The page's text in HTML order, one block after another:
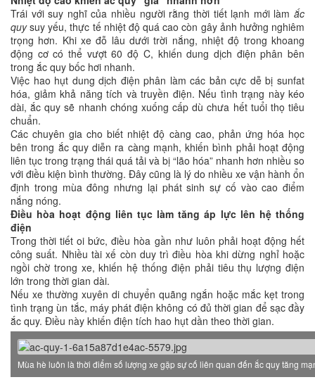
Trái với suy nghĩ của nhiều người rằng thời tiết lạnh mới làm ắc
quysuy yếu, thực tế nhiệt độ quá cao còn gây ảnh hưởng nghiêm
trọng hơn. Khi xe đỗ lâu dưới trời nắng, nhiệt độ trong khoang
động cơ có thể vượt 60 độ C, khiến dung dịch điện phân bên
trong ắc quy bốc hơi nhanh.
Việc hao hụt dung dịch điện phân làm các bản cực dễ bị sunfat
hóa, giảm khả năng tích và truyền điện. Nếu tình trạng này kéo
dài, ắc quy sẽ nhanh chóng xuống cấp dù chưa hết tuổi thọ tiêu
chuẩn.
Các chuyên gia cho biết nhiệt độ càng cao, phản ứng hóa học
bên trong ắc quy diễn ra càng mạnh, khiến bình phải hoạt động
liên tục trong trạng thái quá tải và bị “lão hóa” nhanh hơn nhiều so
với điều kiện bình thường. Đây cũng là lý do nhiều xe vận hành ổn
định trong mùa đông nhưng lại phát sinh sự cố vào cao điểm
nắng nóng.
Điều hòa hoạt động liên tục làm tăng áp lực lên hệ thống
điện
Trong thời tiết oi bức, điều hòa gần như luôn phải hoạt động hết
công suất. Nhiều tài xế còn duy trì điều hòa khi dừng nghỉ hoặc
ngồi chờ trong xe, khiến hệ thống điện phải tiêu thụ lượng điện
lớn trong thời gian dài.
Nếu xe thường xuyên di chuyển quãng ngắn hoặc mắc kẹt trong
tình trạng ùn tắc, máy phát điện không có đủ thời gian để sạc đầy
ắc quy. Điều này khiến điện tích hao hụt dần theo thời gian.
Mùa hè luôn là thời điểm số lượng xe gặp sự cố liên quan đến ắc quy tăng